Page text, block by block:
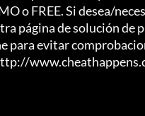
o FREE. Si desea/
página de solución de
para evitar